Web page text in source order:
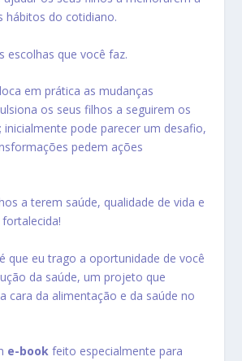
hábitos do cotidiano.
escolhas que você faz.
em prática as mudanças
os seus filhos a seguirem os
inicialmente pode parecer um desafio,
pedem ações
a terem saúde, qualidade de vida e
que eu trago a oportunidade de você
da saúde, um projeto que
cara da alimentação e da saúde no
e-book feito especialmente para